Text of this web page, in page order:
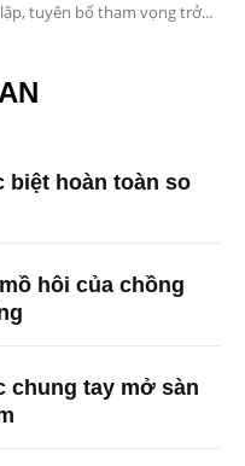
tuyên bố tham vọng trở...
biệt hoàn toàn so
hôi của chồng
chung tay mở sàn